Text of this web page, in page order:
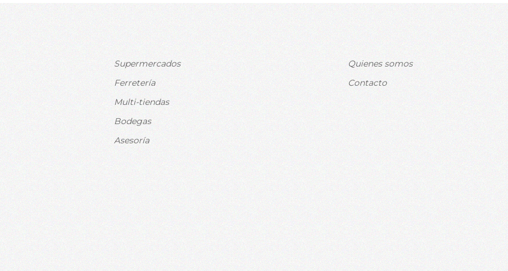
Supermercados
Ferretería
Multi-tiendas
Bodegas
Asesoría
Quienes somos
Contacto